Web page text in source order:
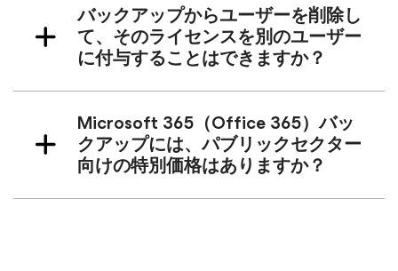
バックアップからユーザーを削除し
て、そのライセンスを別のユーザー
に付与することはできますか？
Microsoft 365（Office 365）バッ
クアップには、パブリックセクター
向けの特別価格はありますか？